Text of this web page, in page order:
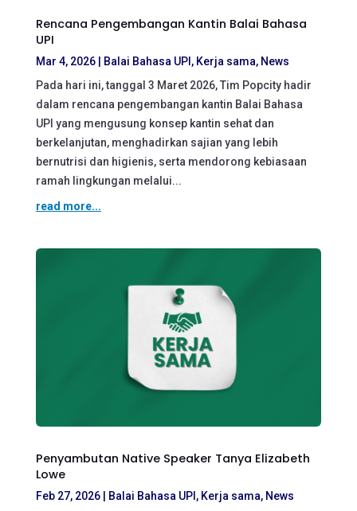
Rencana Pengembangan Kantin Balai Bahasa
UPI
Mar 4, 2026| Balai Bahasa UPI , Kerja sama, News
Pada hari ini, tanggal 3 Maret 2026, Tim Popcity hadir
dalam rencana pengembangan kantin Balai Bahasa
UPI yang mengusung konsep kantin sehat dan
berkelanjutan, menghadirkan sajian yang lebih
bernutrisi dan higienis, serta mendorong kebiasaan
ramah lingkungan melalui...
read more...
Penyambutan Native Speaker Tanya Elizabeth
Lowe
Feb 27, 2026| Balai Bahasa UPI , Kerja sama, News